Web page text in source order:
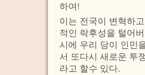
하여!
이는 전국이 변혁하
적인 락후성을 털어
시에 우리 당이 인민
서 또다시 새로운 투
라고 할수 있다.